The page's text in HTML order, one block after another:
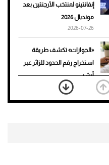
إنفانتينو لمنتخب الأرجنتين بعد
مونديال 2026
2026-07-26
«الجوازات» تكشف طريقة
استخراج رقم الحدود للزائر عبر
أبشر
2026-07-26